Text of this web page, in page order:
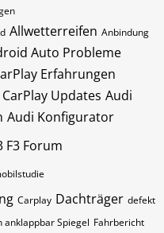
Allwetterreifen Anbindung
Auto Probleme
Erfahrungen
Updates Audi
Audi Konfigurator
F3 Forum
Carplay Dachträger defekt
anklappbar Spiegel Fahrbericht